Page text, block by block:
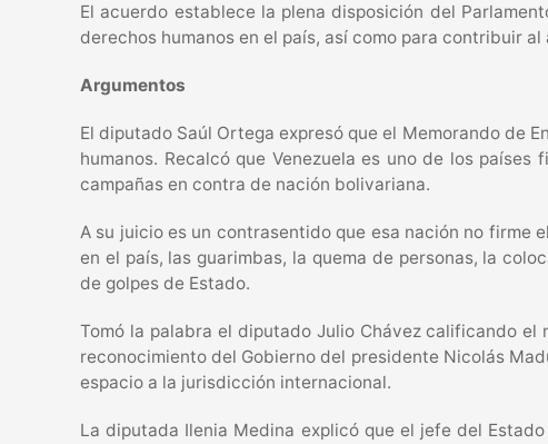
El acuerdo establece la plena disposición del
derechos humanos en el país, así como para contribuir
Argumentos
El diputado Saúl Ortega expresó que el Memorando de
humanos. Recalcó que Venezuela es uno de los
campañas en contra de nación bolivariana.
A su juicio es un contrasentido que esa nación no firme
en el país, las guarimbas, la quema de personas, la
de golpes de Estado.
Tomó la palabra el diputado Julio Chávez calificando
reconocimiento del Gobierno del presidente Nicolás
espacio a la jurisdicción internacional.
La diputada Ilenia Medina explicó que el jefe del